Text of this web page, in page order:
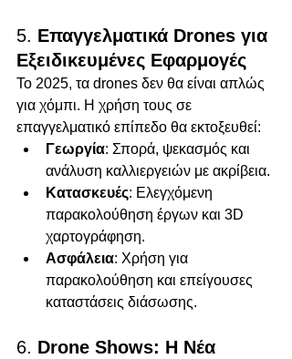
5. Επαγγελματικά Drones για
Εξειδικευμένες Εφαρμογές
Το 2025, τα drones δεν θα είναι απλώς
για χόμπι. Η χρήση τους σε
επαγγελματικό επίπεδο θα εκτοξευθεί:
Γεωργία: Σπορά, ψεκασμός και
ανάλυση καλλιεργειών με ακρίβεια.
Κατασκευές: Ελεγχόμενη
παρακολούθηση έργων και 3D
χαρτογράφηση.
Ασφάλεια: Χρήση για
παρακολούθηση και επείγουσες
καταστάσεις διάσωσης.
6. Drone Shows: Η Νέα